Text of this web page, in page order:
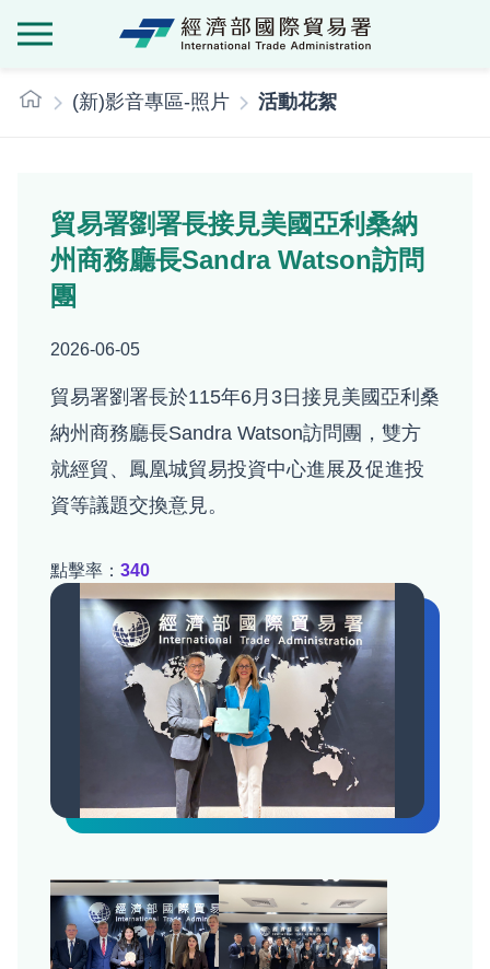
::: (新)影音專區-照片 活動花絮
貿易署劉署長接見美國亞利桑納
州商務廳長Sandra Watson訪問
團
2026-06-05
貿易署劉署長於115年6月3日接見美國亞利桑
納州商務廳長Sandra Watson訪問團，雙方
就經貿、鳳凰城貿易投資中心進展及促進投
資等議題交換意見。
點擊率： 340